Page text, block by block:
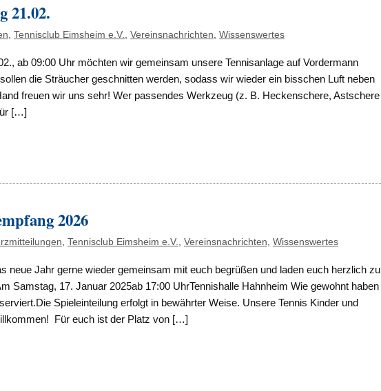
21.02.
Tennisclub Eimsheim e.V. Vereinsnachrichten Wissenswertes
ab 09:00 Uhr möchten wir gemeinsam unsere Tennisanlage auf Vordermann
die Sträucher geschnitten werden, sodass wir wieder ein bisschen Luft neben
freuen wir uns sehr! Wer passendes Werkzeug (z. B. Heckenschere, Astschere
[…]
2026
, Tennisclub Eimsheim e.V., Vereinsnachrichten, Wissenswertes
neue Jahr gerne wieder gemeinsam mit euch begrüßen und laden euch herzlich zu
Samstag, 17. Januar 2025ab 17:00 UhrTennishalle Hahnheim Wie gewohnt haben
Spieleinteilung erfolgt in bewährter Weise. Unsere Tennis Kinder und
Für euch ist der Platz von […]